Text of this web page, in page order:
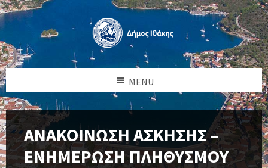
MENU
ΑΝΑΚΟΙΝΩΣΗ ΑΣΚΗΣΗΣ –
ΕΝΗΜΕΡΩΣΗ ΠΛΗΘΥΣΜΟΥ